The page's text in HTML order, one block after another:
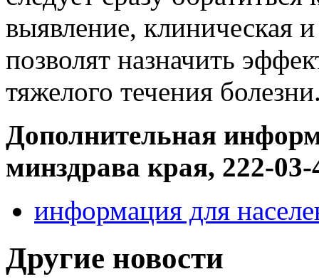
выявление, клиническая
позволят назначить
тяжелого течения
Дополнительная
минздрава края, 222-03-
информация для
Другие новости